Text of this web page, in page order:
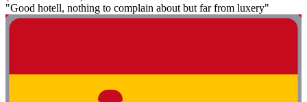
"Good hotell, nothing to complain about but far from luxery"